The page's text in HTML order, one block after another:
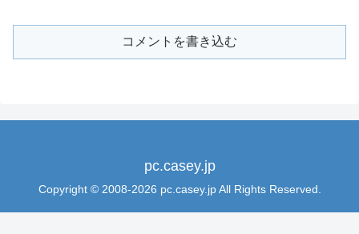
コメントを書き込む
pc.casey.jp
Copyright © 2008-2026 pc.casey.jp All Rights Reserved.